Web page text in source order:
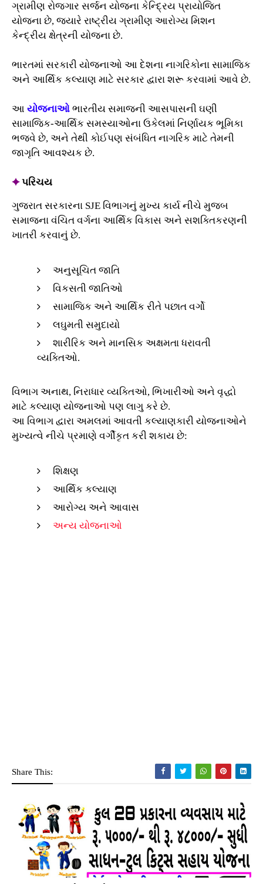
ગ્રામીણ રોજગાર સર્જન યોજના કેન્દ્રિય પ્રાયોજિત
યોજના છે, જ્યારે રાષ્ટ્રીય ગ્રામીણ આરોગ્ય મિશન
કેન્દ્રીય ક્ષેત્રની યોજના છે.
ભારતમાં સરકારી યોજનાઓ આ દેશના નાગરિકોના સામાજિક
અને આર્થિક કલ્યાણ માટે સરકાર દ્વારા શરૂ કરવામાં આવે છે.
આ યોજનાઓ ભારતીય સમાજની આસપાસની ઘણી
સામાજિક-આર્થિક સમસ્યાઓના ઉકેલમાં નિર્ણાયક ભૂમિકા
ભજવે છે, અને તેથી કોઈપણ સંબંધિત નાગરિક માટે તેમની
જાગૃતિ આવશ્યક છે.
✦ પરિચય
ગુજરાત સરકારના SJE વિભાગનું મુખ્ય કાર્ય નીચે મુજબ
સમાજના વંચિત વર્ગના આર્થિક વિકાસ અને સશક્તિકરણની
ખાતરી કરવાનું છે.
અનુસૂચિત જાતિ
વિકસતી જાતિઓ
સામાજિક અને આર્થિક રીતે પછાત વર્ગો
લઘુમતી સમુદાયો
શારીરિક અને માનસિક અક્ષમતા ધરાવતી
વ્યક્તિઓ.
વિભાગ અનાથ, નિરાધાર વ્યક્તિઓ, ભિખારીઓ અને વૃદ્ધો
માટે કલ્યાણ યોજનાઓ પણ લાગુ કરે છે.
આ વિભાગ દ્વારા અમલમાં આવતી કલ્યાણકારી યોજનાઓને
મુખ્યત્વે નીચે પ્રમાણે વર્ગીકૃત કરી શકાય છે:
શિક્ષણ
આર્થિક કલ્યાણ
આરોગ્ય અને આવાસ
અન્ય યોજનાઓ
Share This: